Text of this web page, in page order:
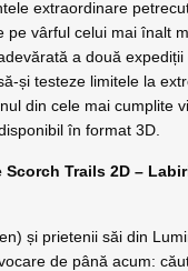
extraordinare
pe vârful celui mai înalt
a două
și testeze limitele la
din cele mai cumplite
în format 3D.
Scorch Trails 2D –
și prietenii săi din
de până acum: